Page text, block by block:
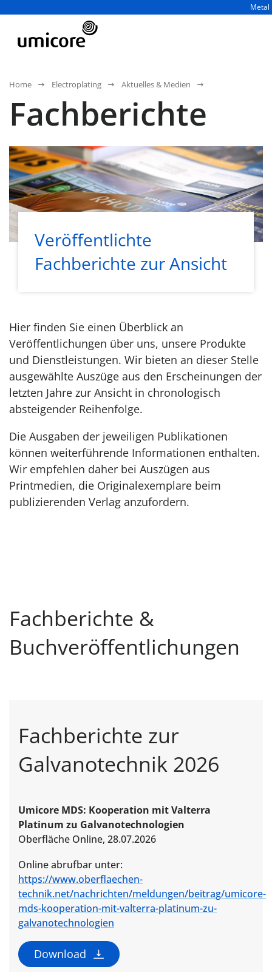
Metal
Home Electroplating Aktuelles & Medien
Fachberichte
Veröffentlichte
Fachberichte zur Ansicht
Hier finden Sie einen Überblick an
Veröffentlichungen über uns, unsere Produkte
und Dienstleistungen. Wir bieten an dieser Stelle
ausgewählte Auszüge aus den Erscheinungen der
letzten Jahre zur Ansicht in chronologisch
absteigender Reihenfolge.
Die Ausgaben der jeweiligen Publikationen
können weiterführende Informationen enthalten.
Wir empfehlen daher bei Auszügen aus
Printmedien, die Originalexemplare beim
publizierenden Verlag anzufordern.
Fachberichte &
Buchveröffentlichungen
Fachberichte zur
Galvanotechnik 2026
Umicore MDS: Kooperation mit Valterra
Platinum zu Galvanotechnologien
Oberfläche Online, 28.07.2026
Online abrufbar unter:
https://www.oberflaechen-
technik.net/nachrichten/meldungen/beitrag/umicore-
mds-kooperation-mit-valterra-platinum-zu-
galvanotechnologien
Download